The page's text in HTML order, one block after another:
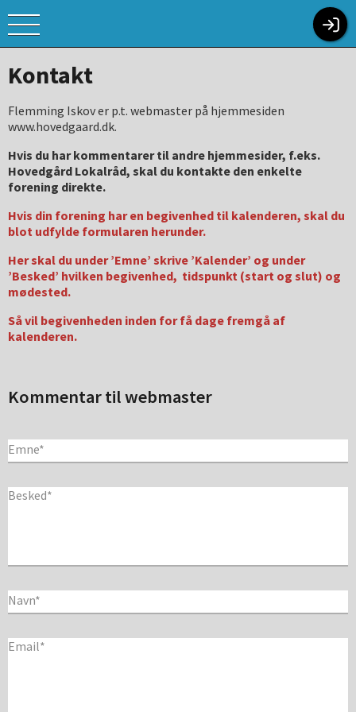
Kontakt
Flemming Iskov er p.t. webmaster på hjemmesiden
www.hovedgaard.dk.
Hvis du har kommentarer til andre hjemmesider, f.eks.
Hovedgård Lokalråd, skal du kontakte den enkelte
forening direkte.
Hvis din forening har en begivenhed til kalenderen, skal du
blot udfylde formularen herunder.
Her skal du under ’Emne’ skrive ’Kalender’ og under
’Besked’ hvilken begivenhed, tidspunkt (start og slut) og
mødested.
Så vil begivenheden inden for få dage fremgå af
kalenderen.
Kommentar til webmaster